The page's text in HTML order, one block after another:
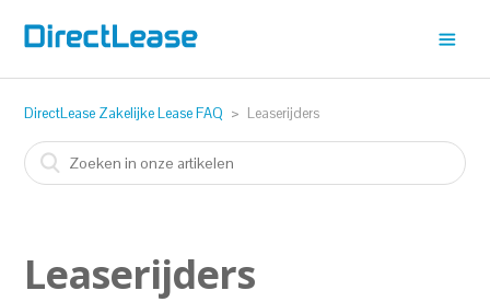
DirectLease Zakelijke Lease FAQ Leaserijders
Leaserijders